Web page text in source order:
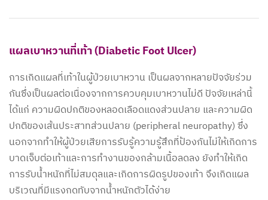
แผลเบาหวานที่เท้า (Diabetic Foot Ulcer)
การเกิดแผลที่เท้าในผู้ป่วยเบาหวาน เป็นผลจากหลายปัจจัยร่วม
กันซึ่งเป็นผลต่อเนื่องจากการควบคุมเบาหวานไม่ดี ปัจจัยเหล่านี้
ได้แก่ ความผิดปกติของหลอดเลือดแดงส่วนปลาย และความผิด
ปกติของเส้นประสาทส่วนปลาย (peripheral neuropathy) ซึ่ง
นอกจากทำให้ผู้ป่วยเสียการรับรู้ความรู้สึกที่ป้องกันไม่ให้เกิดการ
บาดเจ็บต่อเท้าและการทำงานของกล้ามเนื้อลดลง ยังทำให้เกิด
การรับน้ำหนักที่ไม่สมดุลและเกิดการผิดรูปของเท้า จึงเกิดแผล
บริเวณที่มีแรงกดทับจากน้ำหนักตัวได้ง่าย